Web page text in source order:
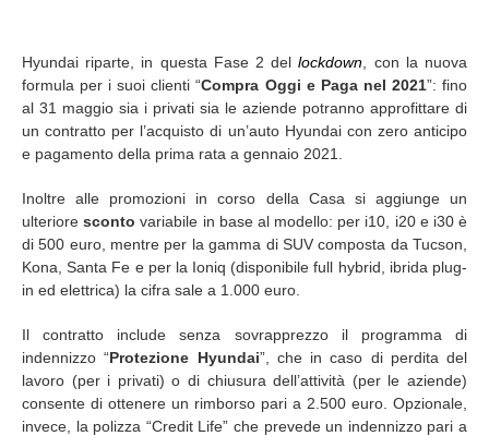
Hyundai riparte, in questa Fase 2 dellockdown , con la nuova
formula per i suoi clienti “Compra Oggi e Paga nel 2021”: fino
al 31 maggio sia i privati sia le aziende potranno approfittare di
un contratto per l’acquisto di un’auto Hyundai con zero anticipo
e pagamento della prima rata a gennaio 2021.
Inoltre alle promozioni in corso della Casa si aggiunge un
ulterioresconto variabile in base al modello: per i10, i20 e i30 è
di 500 euro, mentre per la gamma di SUV composta da Tucson,
Kona, Santa Fe e per la Ioniq (disponibile full hybrid, ibrida plug-
in ed elettrica) la cifra sale a 1.000 euro.
Il contratto include senza sovrapprezzo il programma di
indennizzo “Protezione Hyundai”, che in caso di perdita del
lavoro (per i privati) o di chiusura dell’attività (per le aziende)
consente di ottenere un rimborso pari a 2.500 euro. Opzionale,
invece, la polizza “Credit Life” che prevede un indennizzo pari a